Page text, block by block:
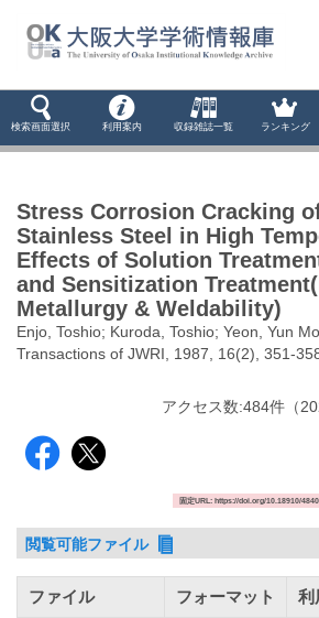
検索画面選択 利用案内 収録雑誌一覧 ランキング
Stress Corrosion Cracking
Stainless Steel in High
Effects of Solution
and Sensitization
Metallurgy & Weldability)
Enjo, Toshio; Kuroda, Toshio; Yeon, Yun Mo
Transactions of JWRI, 1987, 16(2), 351-
アクセス数:484件 （
固定URL: https://doi.org/10.18910/4840
閲覧可能ファイル
ファイル フォーマット 利